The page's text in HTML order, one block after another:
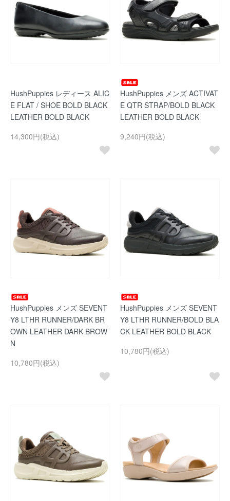
HushPuppies レディース ALIC
E FLAT / SHOE BOLD BLACK
LEATHER BOLD BLACK
14,300円(税込)
HushPuppies メンズ ACTIVAT
E QTR STRAP/BOLD BLACK
LEATHER BOLD BLACK
9,240円(税込)
HushPuppies メンズ SEVENT
Y8 LTHR RUNNER/DARK BR
OWN LEATHER DARK BROW
N
10,780円(税込)
HushPuppies メンズ SEVENT
Y8 LTHR RUNNER/BOLD BLA
CK LEATHER BOLD BLACK
10,780円(税込)